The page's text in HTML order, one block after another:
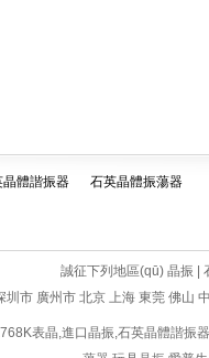
晶體諧振器 石英晶體振蕩器
誠征下列地區(qū) 晶振 |
圳市 廣州市 北京 上海 東莞 佛山
表晶,進口晶振,石英晶體諧振器